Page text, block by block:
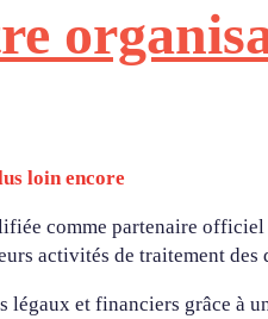
loin encore
comme partenaire
activités de traitement des
et financiers grâce à